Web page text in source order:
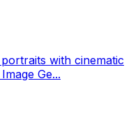
with cinematic
Ge...